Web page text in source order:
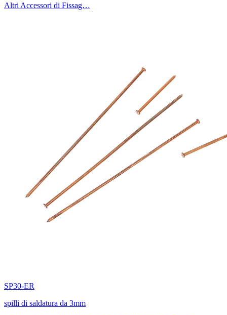
Altri Accessori di Fissag…
SP30-ER
spilli di saldatura da 3mm